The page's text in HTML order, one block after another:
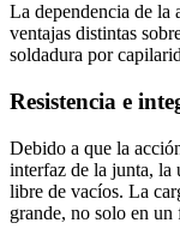
La dependencia de la
ventajas distintas
soldadura por
Resistencia e
Debido a que la
interfaz de la junta, la
libre de vacíos. La
grande, no solo en